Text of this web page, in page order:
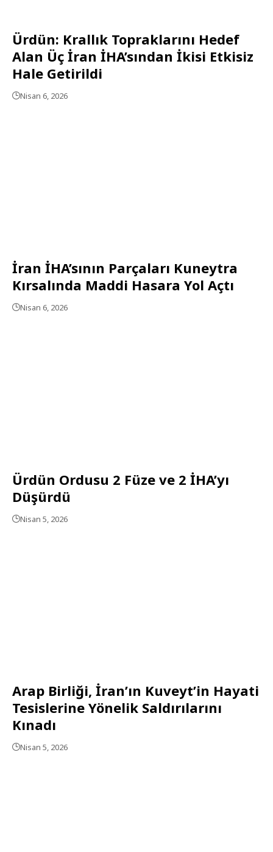
Ürdün: Krallık Topraklarını Hedef
Alan Üç İran İHA’sından İkisi Etkisiz
Hale Getirildi
Nisan 6, 2026
İran İHA’sının Parçaları Kuneytra
Kırsalında Maddi Hasara Yol Açtı
Nisan 6, 2026
Ürdün Ordusu 2 Füze ve 2 İHA’yı
Düşürdü
Nisan 5, 2026
Arap Birliği, İran’ın Kuveyt’in Hayati
Tesislerine Yönelik Saldırılarını
Kınadı
Nisan 5, 2026